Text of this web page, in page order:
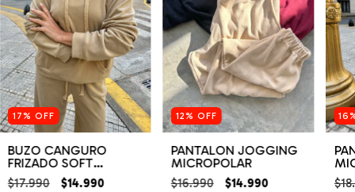
17% OFF
BUZO CANGURO
FRIZADO SOFT
MICROPOLAR
$17.990 $14.990
12% OFF
PANTALON JOGGING
MICROPOLAR
$16.990 $14.990
16